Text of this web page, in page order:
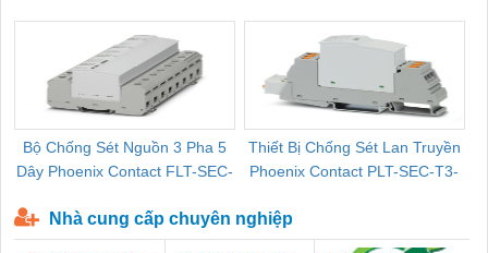
Bộ Chống Sét Nguồn 3 Pha 5
Dây Phoenix Contact FLT-SEC-
Thiết Bị Chống Sét Lan Truyền
Phoenix Contact PLT-SEC-T3-
Nhà cung cấp chuyên nghiệp